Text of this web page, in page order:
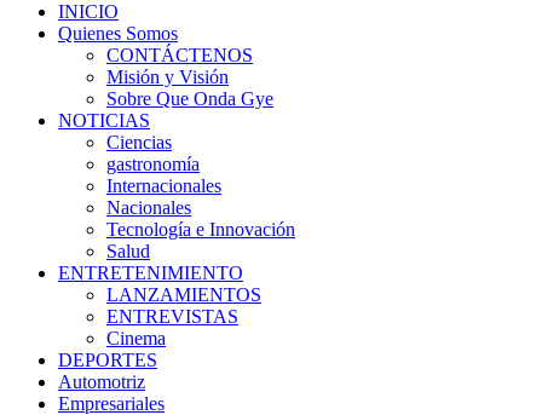
INICIO
Quienes Somos
CONTÁCTENOS
Misión y Visión
Sobre Que Onda Gye
NOTICIAS
Ciencias
gastronomía
Internacionales
Nacionales
Tecnología e Innovación
Salud
ENTRETENIMIENTO
LANZAMIENTOS
ENTREVISTAS
Cinema
DEPORTES
Automotriz
Empresariales